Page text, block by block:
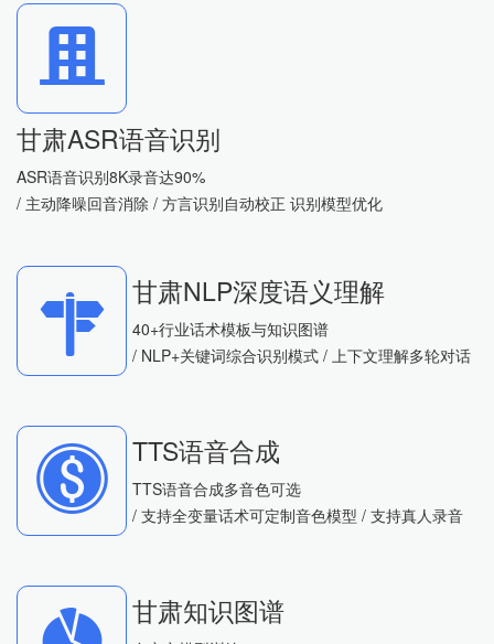
甘肃ASR语音识别
ASR语音识别8K录音达90%
/ 主动降噪回音消除 / 方言识别自动校正 识别模型优化
甘肃NLP深度语义理解
40+行业话术模板与知识图谱
/ NLP+关键词综合识别模式 / 上下文理解多轮对话
TTS语音合成
TTS语音合成多音色可选
/ 支持全变量话术可定制音色模型 / 支持真人录音
甘肃知识图谱